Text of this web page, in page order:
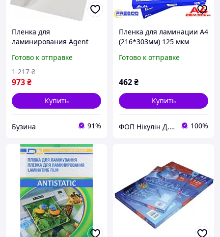
Пленка для
ламинирования Agent
100 шт. ANTISTATIC
3130031 buzyna
Готово к отправке
973₴
1 217 ₴
Купить
Бузина 91%
Пленка для ламинации А4
(216*303мм) 125 мкм
Готово к отправке
462₴
Купить
ФОП Нікулін Д.Л. 100%